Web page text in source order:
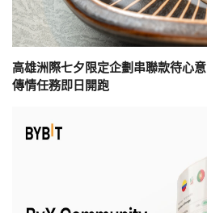
高雄洲際七夕限定企劃串聯款待心
傳情任務即日開跑